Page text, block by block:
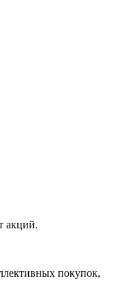
акций.
покупок,